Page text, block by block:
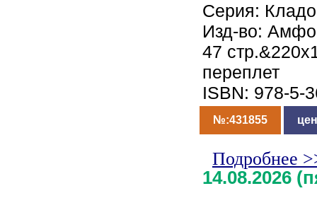
Серия:
Изд-во:
47
переплет
ISBN: 978-5-
№:431855
Подробнее
14.08.2026